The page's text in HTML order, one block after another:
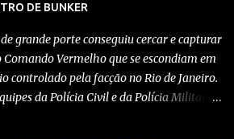
DE BUNKER
grande porte conseguiu cercar e capturar
Vermelho que se escondiam em
controlado pela facção no Rio de Janeiro.
da Polícia Civil e da Polícia Militar,